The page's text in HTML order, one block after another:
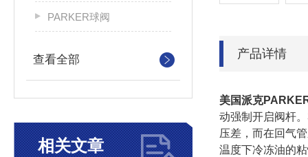
PARKER球阀
查看全部
相关文章
产品详情
美国派克
动强制开启阀杆
压差，而在回气
温度下冷冻油的